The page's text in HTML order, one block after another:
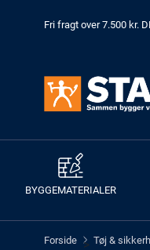
Fri fragt over 7.500 kr.
BYGGEMATERIALER
Forside > Tøj &